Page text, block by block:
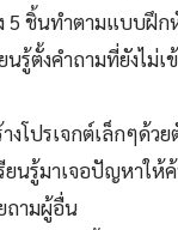
5 ชิ้นทำตามแบบฝึก
รู้ตั้งคำถามที่ยังไม่เ
งโปรเจกต์เล็กๆด้ว
ยนรู้มาเจอปัญหาให้
ถามผู้อื่น